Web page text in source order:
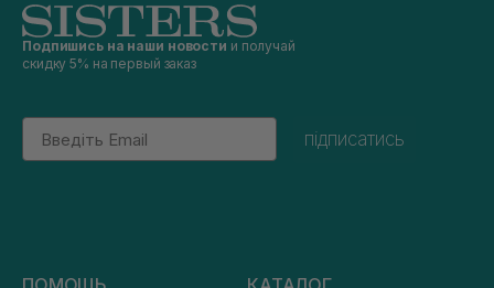
Подпишись на наши новости и получай
скидку 5% на первый заказ
Email
підписатись